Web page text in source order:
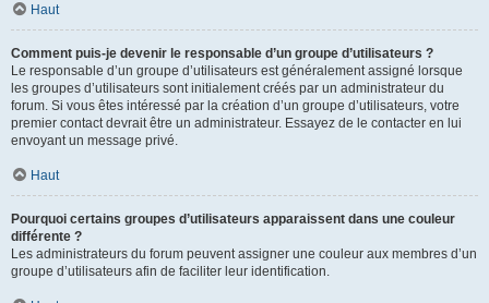
Haut
Comment puis-je devenir le responsable d’un groupe d’utilisateurs ?
Le responsable d’un groupe d’utilisateurs est généralement assigné lorsque
les groupes d’utilisateurs sont initialement créés par un administrateur du
forum. Si vous êtes intéressé par la création d’un groupe d’utilisateurs, votre
premier contact devrait être un administrateur. Essayez de le contacter en lui
envoyant un message privé.
Haut
Pourquoi certains groupes d’utilisateurs apparaissent dans une couleur
différente ?
Les administrateurs du forum peuvent assigner une couleur aux membres d’un
groupe d’utilisateurs afin de faciliter leur identification.